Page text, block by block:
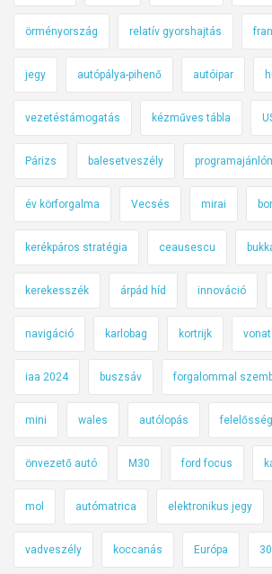
örményország relatív gyorshajtás
jegy autópálya-pihenő autóipar
vezetéstámogatás kézműves tábla
Párizs balesetveszély
év körforgalma Vecsés mirai
kerékpáros stratégia ceausescu
kerekesszék árpád híd innováció
navigáció karlobag kortrijk vonat
iaa 2024 buszsáv forgalommal
mini wales autólopás felelősség
önvezető autó M30 ford focus
mol autómatrica elektronikus jegy
vadveszély koccanás Európa 30